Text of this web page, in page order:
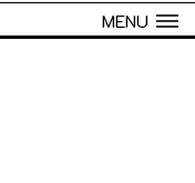
MENU